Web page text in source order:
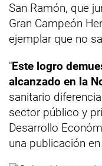
San Ramón, que
Gran Campeón
ejemplar que no
"Este logro
alcanzado en la
sanitario
sector público y
Desarrollo
una publicación